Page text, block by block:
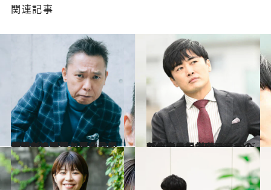
関連記事
2023.3.8
『笑って人類！』「最初の読者の妻に、面白いと言われて嬉しかった」太田光が込めた『ローマの休日』への憧れ
カルチャー 2022.10.22
「僕の最優先は子育て。死ぬときに 後悔なんてしたくないですから」 今だから書けた劇団ひとりの新小説
カルチャー